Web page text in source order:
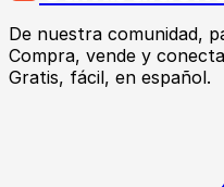
De nuestra comunidad,
Compra, vende y
Gratis, fácil, en español.